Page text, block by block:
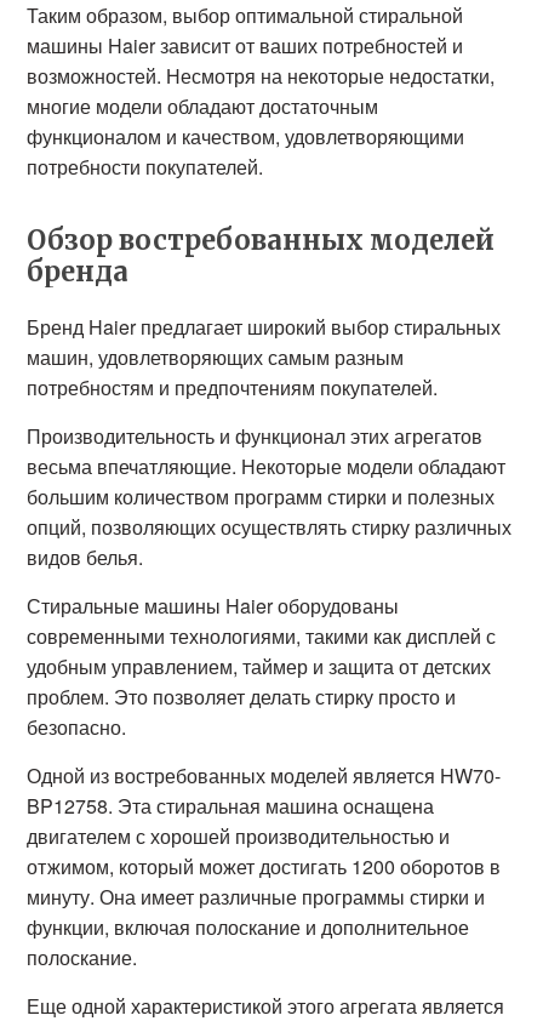
Таким образом, выбор оптимальной стиральной
машины Haier зависит от ваших потребностей и
возможностей. Несмотря на некоторые недостатки,
многие модели обладают достаточным
функционалом и качеством, удовлетворяющими
потребности покупателей.
Обзор востребованных моделей
бренда
Бренд Haier предлагает широкий выбор стиральных
машин, удовлетворяющих самым разным
потребностям и предпочтениям покупателей.
Производительность и функционал этих агрегатов
весьма впечатляющие. Некоторые модели обладают
большим количеством программ стирки и полезных
опций, позволяющих осуществлять стирку различных
видов белья.
Стиральные машины Haier оборудованы
современными технологиями, такими как дисплей с
удобным управлением, таймер и защита от детских
проблем. Это позволяет делать стирку просто и
безопасно.
Одной из востребованных моделей является HW70-
BP12758. Эта стиральная машина оснащена
двигателем с хорошей производительностью и
отжимом, который может достигать 1200 оборотов в
минуту. Она имеет различные программы стирки и
функции, включая полоскание и дополнительное
полоскание.
Еще одной характеристикой этого агрегата является